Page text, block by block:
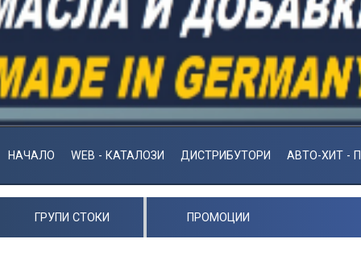
НАЧАЛО WEB - КАТАЛОЗИ ДИСТРИБУТОРИ АВТО-ХИТ -
ГРУПИ СТОКИ ПРОМОЦИИ